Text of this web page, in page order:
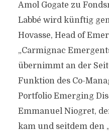
Amol Gogate zu
Labbé wird künftig
Hovasse, Head of
„Carmignac
übernimmt an der
Funktion des Co-
Portfolio Emerging
Emmanuel Niogret,
kam und seitdem den